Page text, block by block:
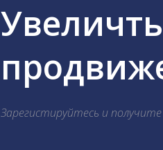
Зарегистируйтесь и